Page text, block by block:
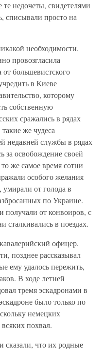
недочеты, свидетелями
списывали просто на
необходимости.
провозгласила
большевистского
в Киеве
которому
собственную
сражались в рядах
же чудеса
недавней службы в рядах
освобождение своей
же самое время сотни
особого желания
от голода в
по Украине.
от конвоиров, с
сталкивались в поездах.
офицер,
позднее рассказывал
ему удалось пережить,
В ходе летней
тремя эскадронами в
было только по
немецких
похвал.
что их родные